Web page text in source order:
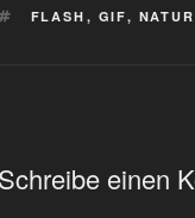
SCHLAGWÖRTER
FLASH , GIF,
Schreibe einen